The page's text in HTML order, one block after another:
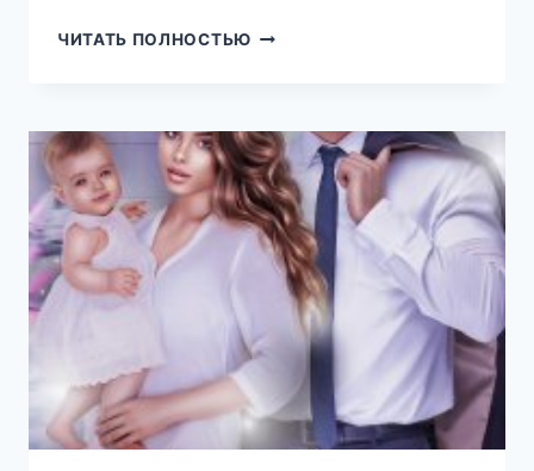
ЧИТАТЬ ПОЛНОСТЬЮ ИЗМЕНА.
(РЕГИНА
ЯНТАРНАЯ)